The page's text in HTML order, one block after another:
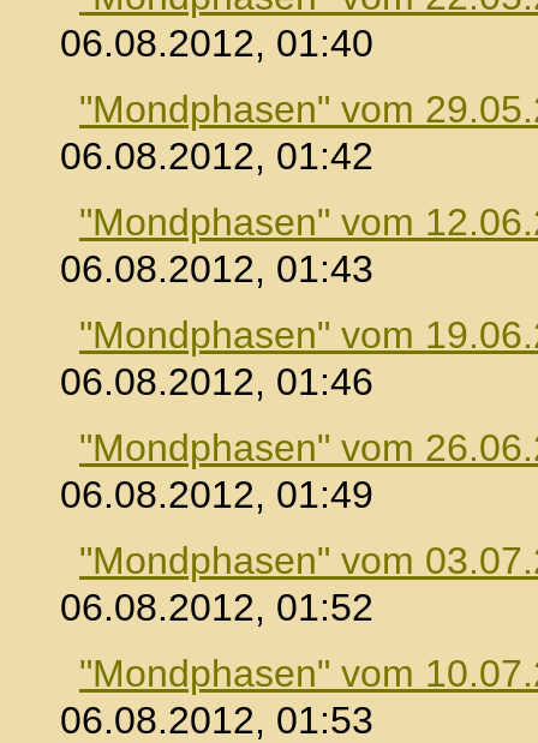
06.08.2012, 01:40
"Mondphasen" vom
06.08.2012, 01:42
"Mondphasen" vom
06.08.2012, 01:43
"Mondphasen" vom
06.08.2012, 01:46
"Mondphasen" vom
06.08.2012, 01:49
"Mondphasen" vom
06.08.2012, 01:52
"Mondphasen" vom
06.08.2012, 01:53